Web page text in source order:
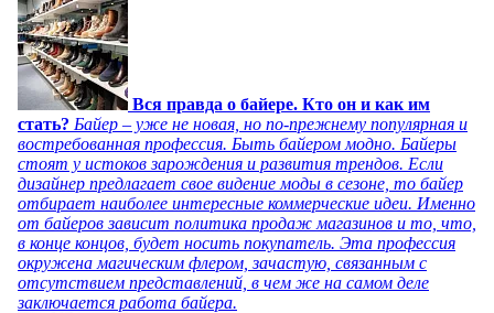
Вся правда о байере. Кто он и как им
стать? Байер – уже не новая, но по-прежнему популярная и
востребованная профессия. Быть байером модно. Байеры
стоят у истоков зарождения и развития трендов. Если
дизайнер предлагает свое видение моды в сезоне, то байер
отбирает наиболее интересные коммерческие идеи. Именно
от байеров зависит политика продаж магазинов и то, что,
в конце концов, будет носить покупатель. Эта профессия
окружена магическим флером, зачастую, связанным с
отсутствием представлений, в чем же на самом деле
заключается работа байера.